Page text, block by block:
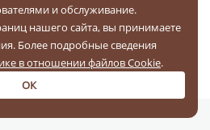
доставка по РФ
1 2 3
и обслуживание.
нашего сайта, вы принимаете
Более подробные сведения
в отношении файлов Cookie.
ОК